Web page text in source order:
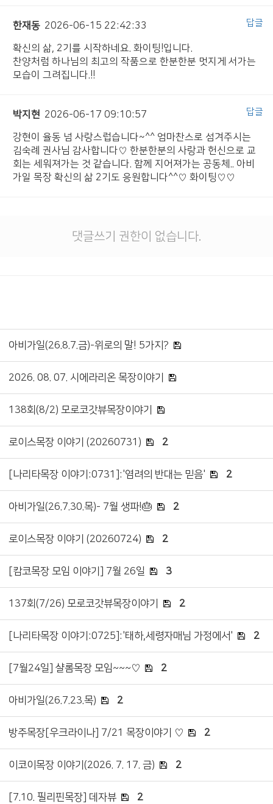
한재동 2026-06-15 22:42:33
확신의 삶, 2기를 시작하네요. 화이팅!입니다.
찬양처럼 하나님의 최고의 작품으로 한분한분 멋지게 서가는
모습이 그려집니다.!!
답글
박지현 2026-06-17 09:10:57
강현이 율동 넘 사랑스럽습니다~^^ 엄마찬스로 섬겨주시는
김숙례 권사님 감사합니다♡ 한분한분의 사랑과 헌신으로 교
회는 세워져가는 것 같습니다. 함께 지어져가는 공동체.. 아비
가일 목장 확신의 삶 2기도 응원합니다^^♡ 화이팅♡♡
답글
댓글쓰기 권한이 없습니다.
아비가일(26.8.7.금)-위로의 말! 5가지?
2026. 08. 07. 시에라리온 목장이야기
138회(8/2) 모로코갓뷰목장이야기
로이스목장 이야기 (20260731) 2
[나리타목장 이야기:0731]:'염려의 반대는 믿음' 2
아비가일(26.7.30.목)- 7월 생파!🎂 2
로이스목장 이야기 (20260724) 2
[캄코목장 모임 이야기] 7월 26일 3
137회(7/26) 모로코갓뷰목장이야기 2
[나리타목장 이야기:0725]:'태하,세령자매님 가정에서' 2
[7월24일] 샬롬목장 모임~~~♡ 2
아비가일(26.7.23.목) 2
방주목장[우크라이나] 7/21 목장이야기 ♡ 2
이코이목장 이야기(2026. 7. 17. 금) 2
[7.10. 필리핀목장] 데자뷰 2